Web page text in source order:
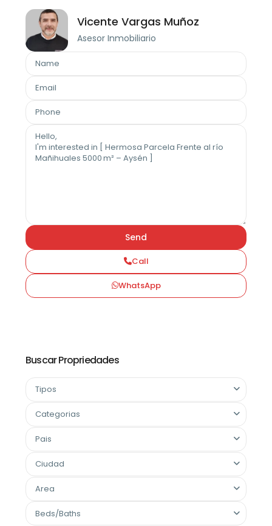
Vicente Vargas Muñoz
Asesor Inmobiliario
Call
WhatsApp
Buscar Propriedades
Tipos
Categorias
Pais
Ciudad
Area
Beds/Baths